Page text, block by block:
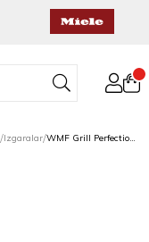
Izgaralar WMF Grill Perfection Akıllı Izgara